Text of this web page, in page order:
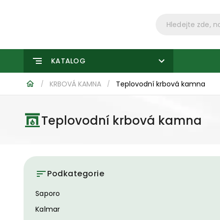
KATALOG
/ KRBOVÁ KAMNA / Teplovodní krbová kamna
Teplovodní krbová kamna
Podkategorie
Saporo
Kalmar